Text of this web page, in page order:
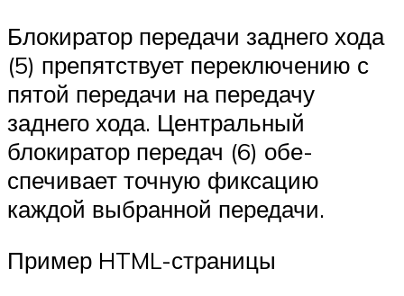
Блокиратор передачи заднего хода
(5) препят­ствует переключению с
пятой передачи на пере­дачу
заднего хода. Центральный
блокиратор передач (6) обе­
спечивает точную фиксацию
каждой выбранной передачи.
Пример HTML-страницы